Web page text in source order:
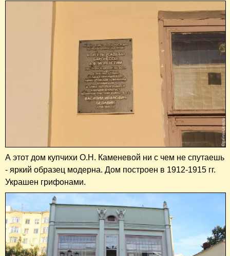
А этот дом купчихи О.Н. Каменевой ни с чем не спутаешь
- яркий образец модерна. Дом построен в 1912-1915 гг.
Украшен грифонами.